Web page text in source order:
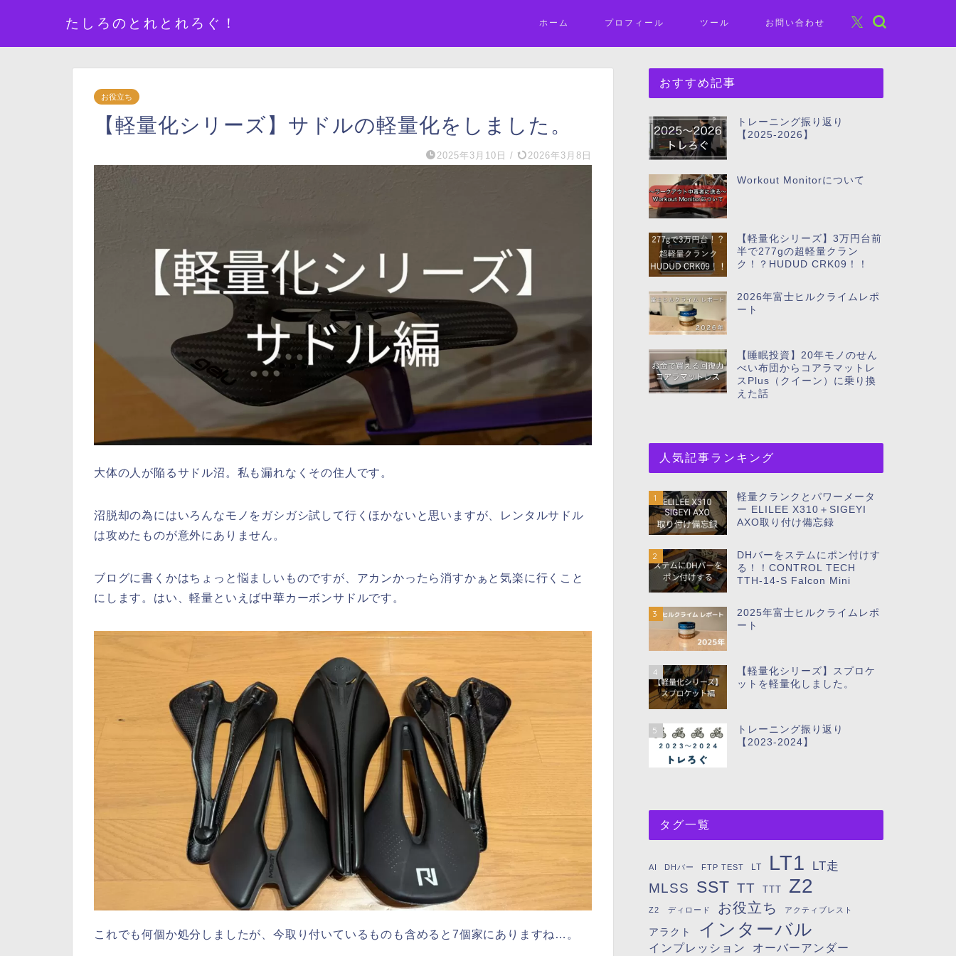
たしろのとれとれろぐ！ ホーム プロフィール ツール お問い合わせ
お役立ち
【軽量化シリーズ】サドルの軽量化をしました。
2025年3月10日 / 2026年3月8日
大体の人が陥るサドル沼。私も漏れなくその住人です。
沼脱却の為にはいろんなモノをガシガシ試して行くほかないと思いますが、レンタルサドル
は攻めたものが意外にありません。
ブログに書くかはちょっと悩ましいものですが、アカンかったら消すかぁと気楽に行くこと
にします。はい、軽量といえば中華カーボンサドルです。
これでも何個か処分しましたが、今取り付いているものも含めると7個家にありますね…。
おすすめ記事
トレーニング振り返り
【2025-2026】
Workout Monitorについて
【軽量化シリーズ】3万円台前
半で277gの超軽量クラン
ク！？HUDUD CRK09！！
2026年富士ヒルクライムレポ
ート
【睡眠投資】20年モノのせん
べい布団からコアラマットレ
スPlus（クイーン）に乗り換
えた話
人気記事ランキング
1
軽量クランクとパワーメータ
ー ELILEE X310＋SIGEYI
AXO取り付け備忘録
2
DHバーをステムにポン付けす
る！！CONTROL TECH
TTH-14-S Falcon Mini
3
2025年富士ヒルクライムレポ
ート
4
【軽量化シリーズ】スプロケ
ットを軽量化しました。
5
トレーニング振り返り
【2023-2024】
タグ一覧
AI DHバー FTP TEST LT LT1 LT走
MLSS SST TT TTT Z2
Z2 ディロード お役立ち アクティブレスト
アラクト インターバル
インプレッション オーバーアンダー